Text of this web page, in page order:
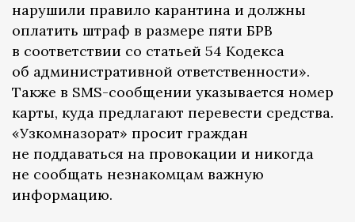
нарушили правило карантина и должны
оплатить штраф в размере пяти БРВ
в соответствии со статьей 54 Кодекса
об административной ответственности».
Также в SMS-сообщении указывается номер
карты, куда предлагают перевести средства.
«Узкомназорат» просит граждан
не поддаваться на провокации и никогда
не сообщать незнакомцам важную
информацию.